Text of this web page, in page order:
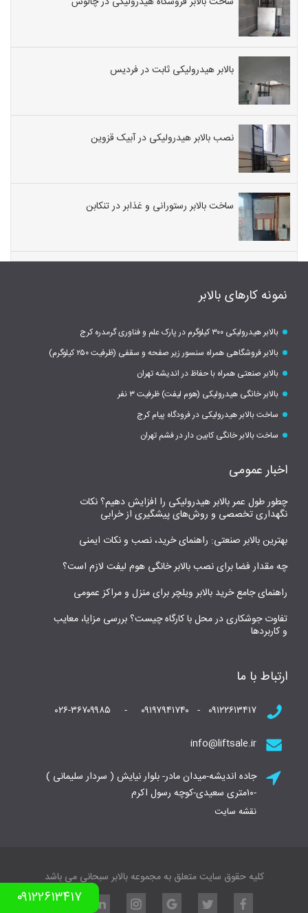
بالابر هیدرولیکی ثابت در فردیس
نصب بالابر هیدرولیکی در آبیک قزوین
ساخت بالابر رستورانی و غذابر در تنکابن
نمونه کارهای بالابر
بالابر هیدرولیکی ۳۰۰ کیلوگرم در پارک علم و فناوری گرمدره کرج
بالابر فروشگاهی همراه سنسور زیر صفحه و سقفی (ظرفیت ۲۵۰ کیلوگرم)
بالابر صنعتی همراه با حفاظ در اندیشه تهران
بالابر خانگی هیدرولیکی (هوم لیفت) ظرفیت ۳ نفر
ساخت بالابر هیدرولیکی در فرودگاه پیام کرج
ساخت بالابر خانگی کابین دار در فشم تهران
اخبار عمومی
چطور طول عمر بالابر هیدرولیکی را افزایش دهیم؟ نکات
نگهداری تخصصی و روش‌های پیشگیری از خرابی
بهترین بالابر صنعتی: راهنمای خرید، نصب و نکات ایمنی
چه مقدار فضا برای نصب بالابر خانگی هوم لیفت لازم است؟
راهنمای جامع خرید بالابر ویلچر برای منزل و مراکز عمومی
تفاوت جوشکاری در محل با کارگاه چیست؟ بررسی مزایا، معایب
و کاربردها
ارتباط با ما
۰۹۱۲۲۶۱۳۴۱۷ - ۰۹۱۹۷۹۴۱۷۴۰ - ۰۲۶-۳۶۷۰۹۹۸۵
info@liftsale.ir
جاده اندیشه-میدان مادر- بلوار نیایش ( سردار سلیمانی )
-۱۰متری سعیدی-کوچه رسول اکرم
نقشه سایت
۰۹۱۲۲۶۱۳۴۱۷
کلیه حقوق سایت متعلق به مجموعه بالابر سبحانی می باشد